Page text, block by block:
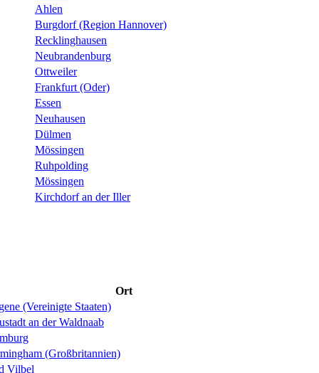
Ahlen
Burgdorf (Region Hannover)
Recklinghausen
Neubrandenburg
Ottweiler
Frankfurt (Oder)
Essen
Neuhausen
Dülmen
Mössingen
Ruhpolding
Mössingen
Kirchdorf an der Iller
Ort
(Vereinigte Staaten)
an der Waldnaab
(Großbritannien)
Vilbel